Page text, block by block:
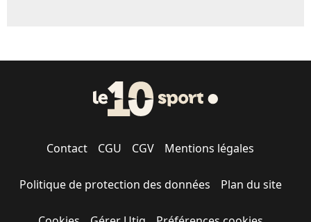
Contact CGU CGV Mentions légales
Politique de protection des données Plan du site